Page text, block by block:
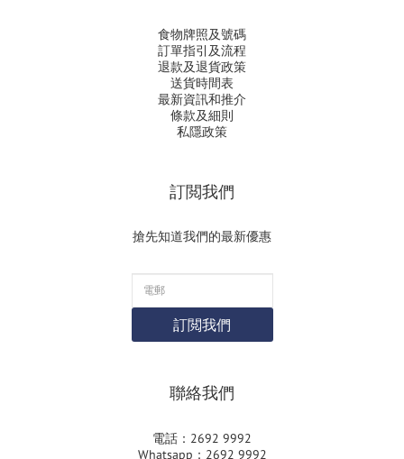
食物牌照及號碼
訂單指引及流程
退款及退貨政策
送貨時間表
最新資訊和推介
條款及細則
私隱政策
訂閲我們
搶先知道我們的最新優惠
訂閲我們
聯絡我們
電話：2692 9992
Whatsapp：2692 9992